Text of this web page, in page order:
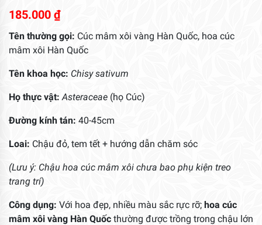
185.000 ₫
Tên thường gọi: Cúc mâm xôi vàng Hàn Quốc, hoa cúc
mâm xôi Hàn Quốc
Tên khoa học: Chisy sativum
Họ thực vật: Asteraceae (họ Cúc)
Đường kính tán: 40-45cm
Loai: Chậu đỏ, tem tết + hướng dẫn chăm sóc
(Lưu ý: Chậu hoa cúc mâm xôi chưa bao phụ kiện treo
trang trí)
Công dụng: Với hoa đẹp, nhiều màu sắc rực rỡ; hoa cúc
mâm xôi vàng Hàn Quốc thường được trồng trong chậu lớn